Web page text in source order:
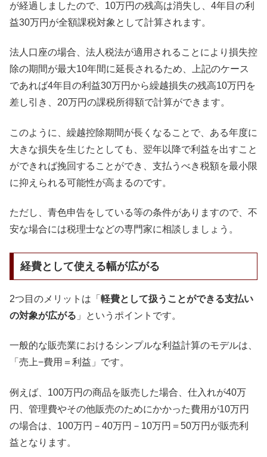
が経過しましたので、10万円の残高は消失し、4年目の利
益30万円が全額課税対象として計算されます。
法人口座の場合、法人税法が適用されることにより損失控
除の期間が最大10年間に延長されるため、上記のケース
であれば4年目の利益30万円から繰越損失の残高10万円を
差し引き、20万円の課税所得額で計算ができます。
このように、繰越控除期間が長くなることで、ある年度に
大きな損失を生じたとしても、翌年以降で利益を出すこと
ができれば挽回することができ、支払うべき税額を最小限
に抑えられる可能性が高まるのです。
ただし、青色申告をしている等の条件がありますので、不
安な場合には税理士などの専門家に相談しましょう。
経費として使える幅が広がる
2つ目のメリットは「 軽費として扱うことができる支払い
の対象が広がる 」というポイントです。
一般的な販売業におけるシンプルな利益計算のモデルは、
「売上−費用＝利益」です。
例えば、100万円の商品を販売した場合、仕入れが40万
円、管理費やその他販売のためにかかった費用が10万円
の場合は、100万円－40万円－10万円＝50万円が販売利
益となります。